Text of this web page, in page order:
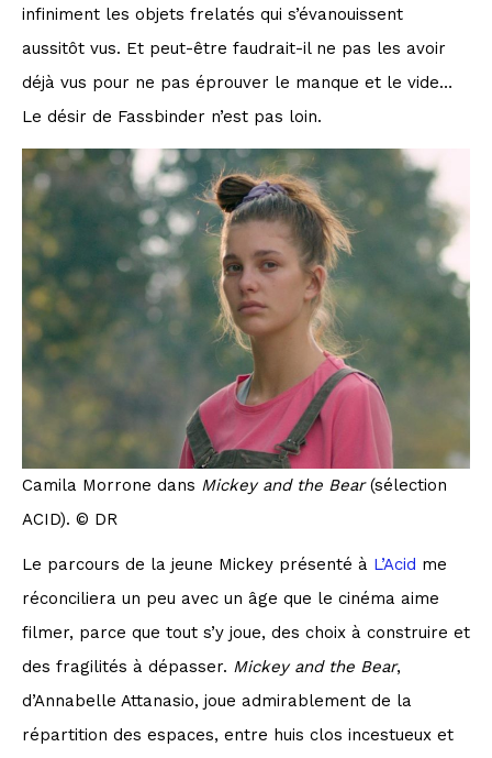
infiniment les objets frelatés qui s’évanouissent
aussitôt vus. Et peut-être faudrait-il ne pas les avoir
déjà vus pour ne pas éprouver le manque et le vide…
Le désir de Fassbinder n’est pas loin.
Camila Morrone dans Mickey and the Bear(sélection
ACID). © DR
Le parcours de la jeune Mickey présenté à L’Acid me
réconciliera un peu avec un âge que le cinéma aime
filmer, parce que tout s’y joue, des choix à construire et
des fragilités à dépasser. Mickey and the Bear,
d’Annabelle Attanasio, joue admirablement de la
répartition des espaces, entre huis clos incestueux et